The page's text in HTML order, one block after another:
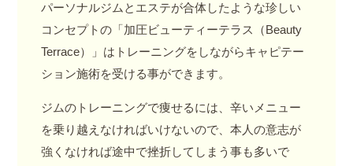
パーソナルジムとエステが合体したような珍しい
コンセプトの「加圧ビューティーテラス（Beauty
Terrace）」はトレーニングをしながらキャピテー
ション施術を受ける事ができます。
ジムのトレーニングで痩せるには、辛いメニュー
を乗り越えなければいけないので、本人の意志が
強くなければ途中で挫折してしまう事も多いで